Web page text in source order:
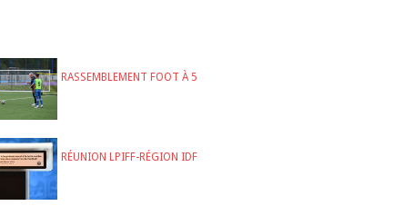
RASSEMBLEMENT FOOT À 5
RÉUNION LPIFF-RÉGION IDF